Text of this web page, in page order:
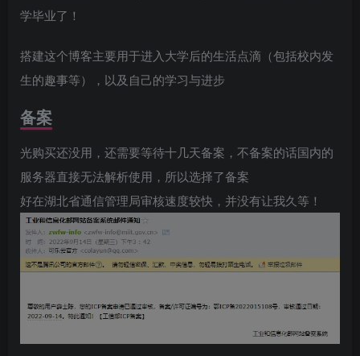
学毕业了！
搭建这个博客主要用于进入大学后的生活点滴（包括校内发
生的趣事等），以及自己的学习与进步
备案
光购买还没用，还需要等待十几天备案，不备案的话国内的
服务器直接无法解析使用，所以选择了备案
好在湖北省通信管理局审核速度较快，并没有让我久等！